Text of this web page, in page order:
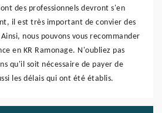
des professionnels devront s'en
il est très important de convier des
nous pouvons vous recommander
en KR Ramonage. N'oubliez pas
qu'il soit nécessaire de payer de
les délais qui ont été établis.